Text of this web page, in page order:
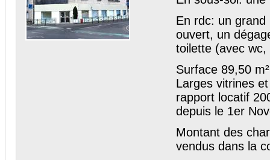
En rdc: un grand
ouvert, un
toilette (avec
Surface 89,50
Larges vitrines
rapport locatif
depuis le 1er
Montant des
vendus dans la